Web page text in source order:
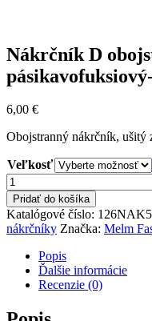
Nákrčník D
6,00 €
Obojstranný nákrčník, ušitý
Veľkosť
množstvo
Nákrčník
D
obojstranný
pásikavofuksiový-
zelené
jablko
Pridať do košíka
Katalógové číslo:
nákrčníky Značka: Melm
Popis
Ďalšie informácie
Recenzie (0)